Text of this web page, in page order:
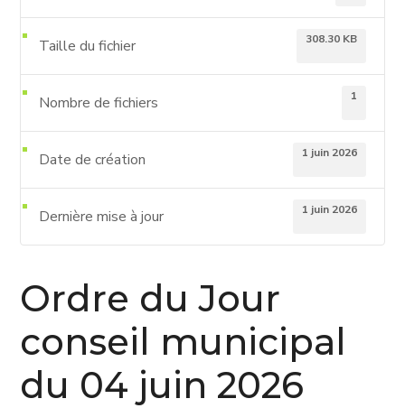
Taille du fichier 308.30 KB
Nombre de fichiers 1
Date de création 1 juin 2026
Dernière mise à jour 1 juin 2026
Ordre du Jour
conseil municipal
du 04 juin 2026